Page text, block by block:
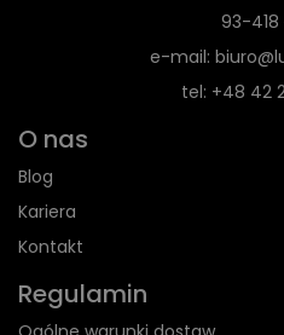
93-418
e-mail:
tel: +48 42
O nas
Blog
Kariera
Kontakt
Regulamin